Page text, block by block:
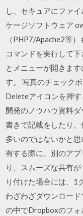
し、セキュアにファ
ケージソフトウェア
（PHP7/Apache2等
コマンドを実行して
とメニューが開きま
す。 写真のチェック
Deleteアイコンを押
開発のノウハウ資料
書きで記載をしたり
多いのではないかと
有する際に、別のア
り、スムーズな共有
り付けた場合には、1
わざわざダウンロー
の中でDropboxのフォ